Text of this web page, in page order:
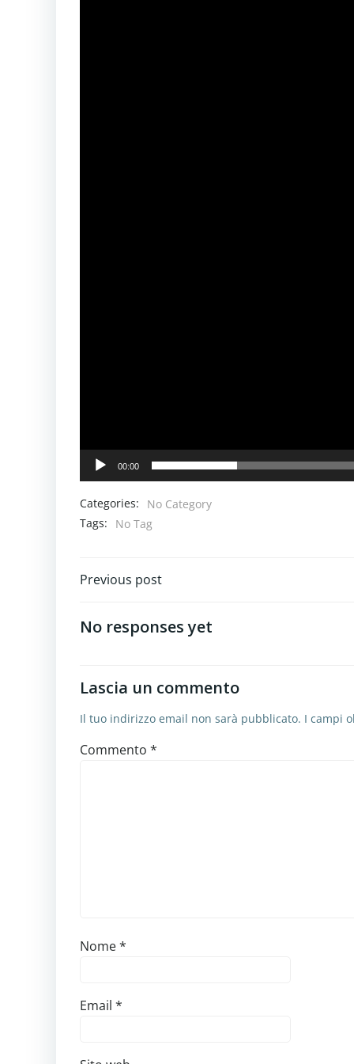
00:00
Categories:
No Category
Tags:
No Tag
Navigazione
articoli
Previous post
No responses yet
Lascia un commento
Il tuo indirizzo email non sarà pubblicato. I campi
Commento *
Nome*
Email *